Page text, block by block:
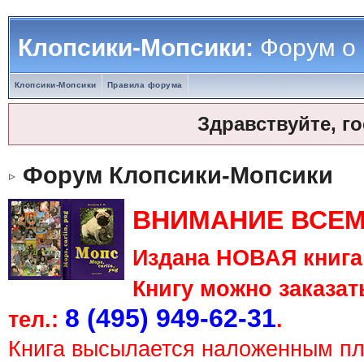
Клопсики-Мопсики:Форум о
Клопсики-Мопсики Правила форума
Здравствуйте,
Форум Клопсики-Мопсики
ВНИМАНИЕ
Издана НОВАЯ
Книгу можно
тел.: 8 (495) 949-62-31.
Книга высылается наложенным